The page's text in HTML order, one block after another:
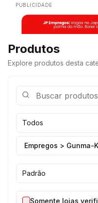
PUBLICIDADE
Produtos
Explore produtos desta
Todos
Empregos > Gunma-
Padrão
Somente lojas